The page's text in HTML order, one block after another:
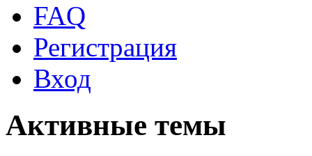
FAQ
Регистрация
Вход
Активные темы